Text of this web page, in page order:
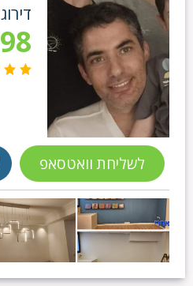
לשליחת וואטסאפ